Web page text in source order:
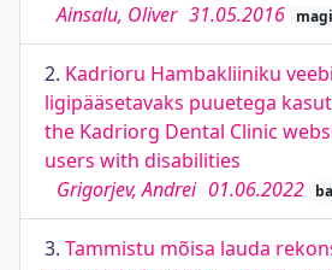
Ainsalu, Oliver 31.05.2016
2. Kadrioru Hambakliiniku
ligipääsetavaks puuetega
the Kadriorg Dental Clinic
users with disabilities
Grigorjev, Andrei 01.06.2022
3. Tammistu mõisa lauda